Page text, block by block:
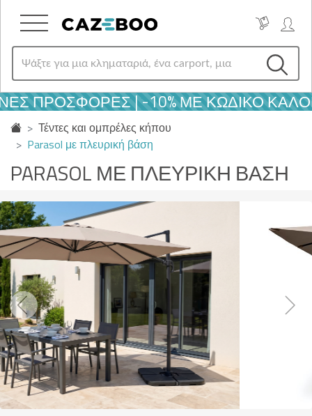
| -10% ΜΕ ΚΩΔΙΚΌ
Τέντες και ομπρέλες κήπου
Parasol με πλευρική βάση
PARASOL ΜΕ ΠΛΕΥΡΙΚΉ ΒΆΣΗ
Previous Next